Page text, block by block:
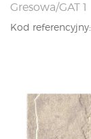
Gresowa/GAT 1
Kod